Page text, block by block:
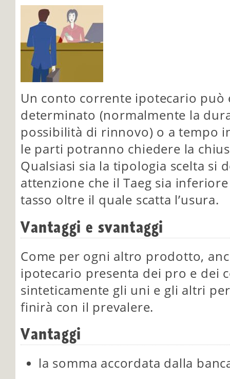
Un conto corrente ipotecario può
determinato (normalmente la
possibilità di rinnovo) o a tempo
le parti potranno chiedere la
Qualsiasi sia la tipologia scelta si
attenzione che il Taeg sia
tasso oltre il quale scatta l’usura.
Vantaggi e svantaggi
Come per ogni altro prodotto,
ipotecario presenta dei pro e dei
sinteticamente gli uni e gli altri
finirà con il prevalere.
Vantaggi
la somma accordata dalla